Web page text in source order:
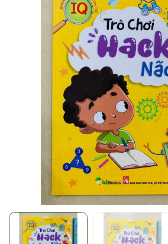
Mã giảm giá:
Ngày hết hạn:
Điều kiện: